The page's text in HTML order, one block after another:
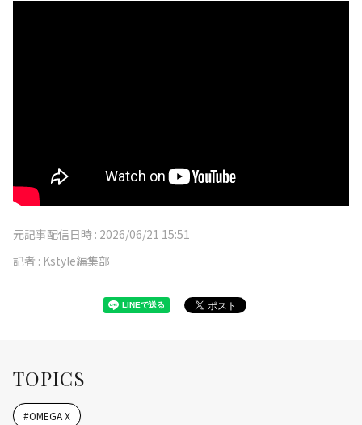
元記事配信日時 : 2026/06/21 15:51
記者 : Kstyle編集部
TOPICS
#OMEGA X